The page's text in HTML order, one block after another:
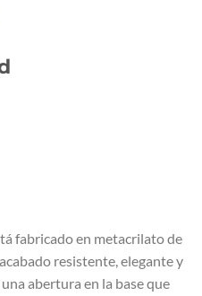
fabricado en metacrilato de
resistente, elegante y
abertura en la base que